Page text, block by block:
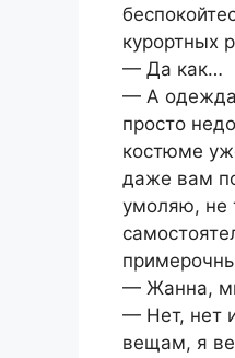
курортных
— Да как…
— А
просто
костюме
даже вам
умоляю, не
— Жанна,
— Нет, нет
вещам, я